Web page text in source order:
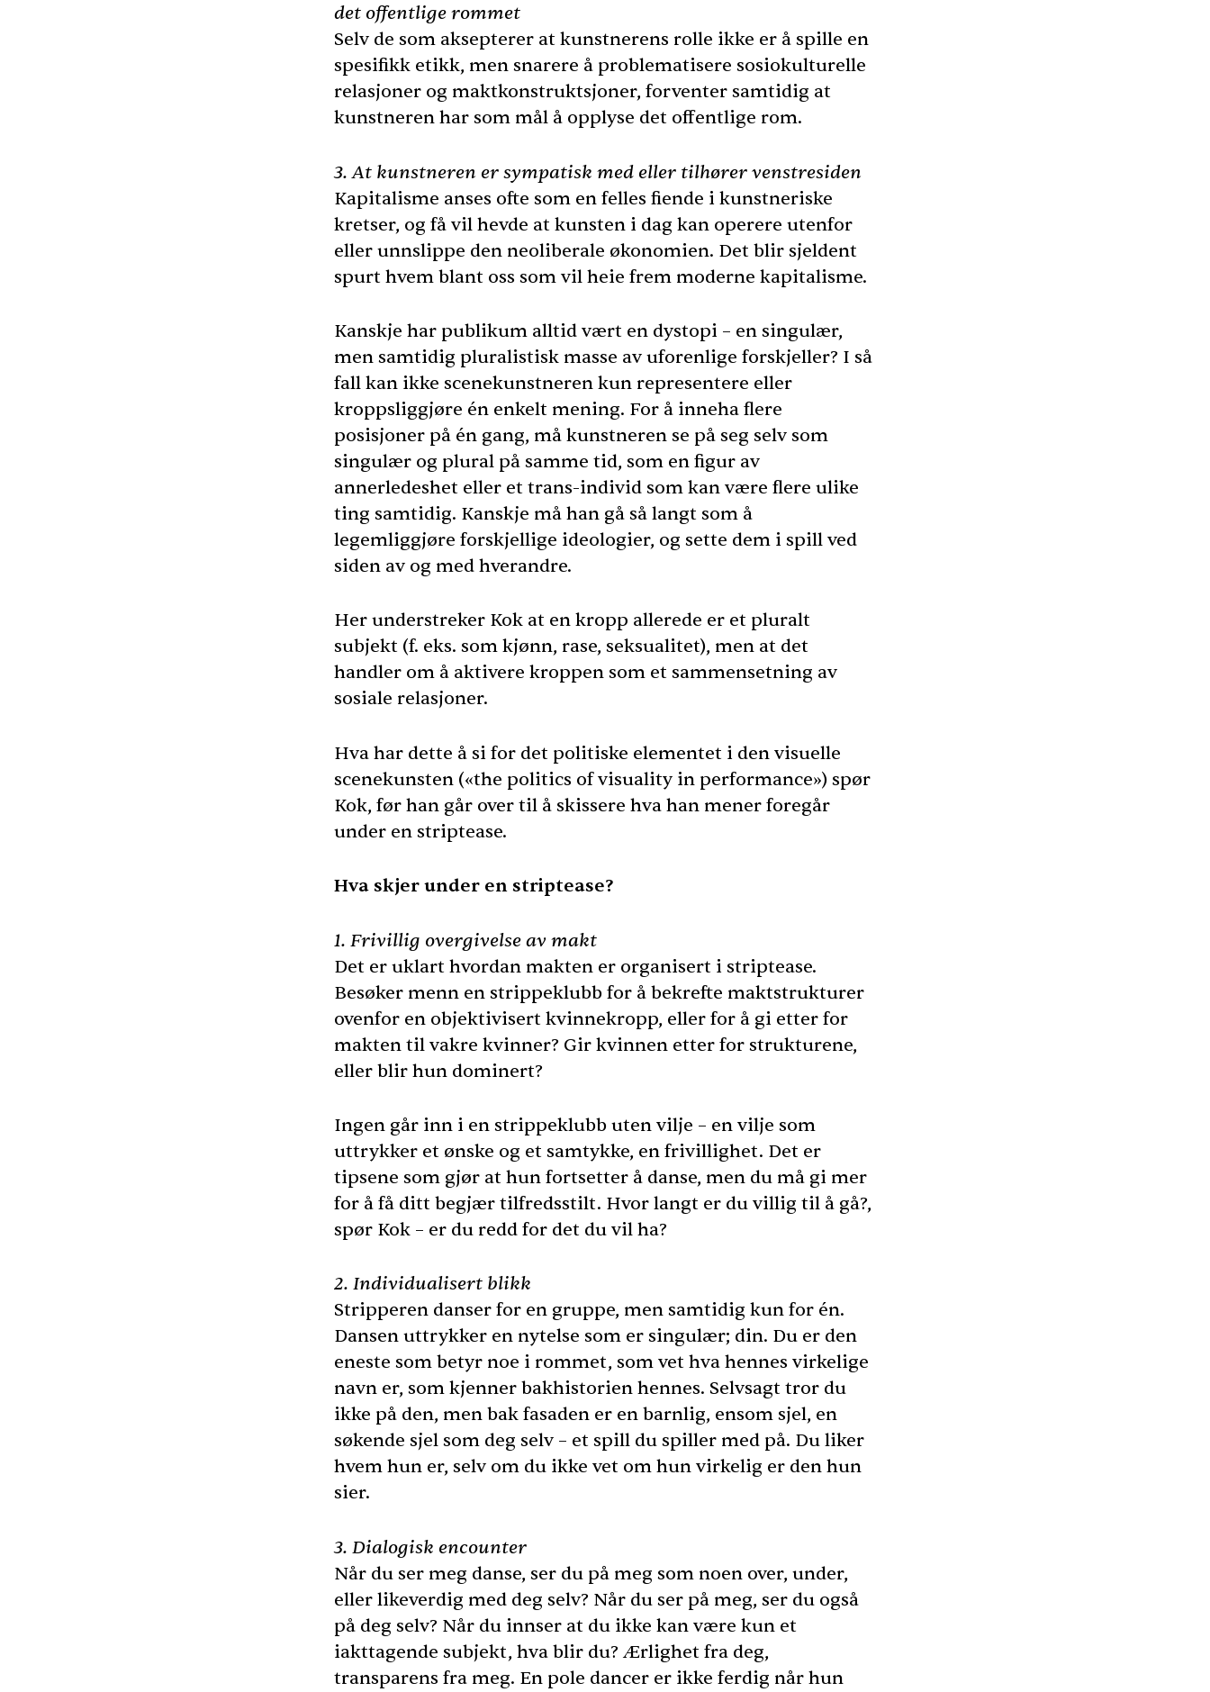
det offentlige rommet
Selv de som aksepterer at kunstnerens rolle ikke er å spille en
spesifikk etikk, men snarere å problematisere sosiokulturelle
relasjoner og maktkonstruktsjoner, forventer samtidig at
kunstneren har som mål å opplyse det offentlige rom.
3. At kunstneren er sympatisk med eller tilhører venstresiden
Kapitalisme anses ofte som en felles fiende i kunstneriske
kretser, og få vil hevde at kunsten i dag kan operere utenfor
eller unnslippe den neoliberale økonomien. Det blir sjeldent
spurt hvem blant oss som vil heie frem moderne kapitalisme.
Kanskje har publikum alltid vært en dystopi – en singulær,
men samtidig pluralistisk masse av uforenlige forskjeller? I så
fall kan ikke scenekunstneren kun representere eller
kroppsliggjøre én enkelt mening. For å inneha flere
posisjoner på én gang, må kunstneren se på seg selv som
singulær og plural på samme tid, som en figur av
annerledeshet eller et trans-individ som kan være flere ulike
ting samtidig. Kanskje må han gå så langt som å
legemliggjøre forskjellige ideologier, og sette dem i spill ved
siden av og med hverandre.
Her understreker Kok at en kropp allerede er et pluralt
subjekt (f. eks. som kjønn, rase, seksualitet), men at det
handler om å aktivere kroppen som et sammensetning av
sosiale relasjoner.
Hva har dette å si for det politiske elementet i den visuelle
scenekunsten («the politics of visuality in performance») spør
Kok, før han går over til å skissere hva han mener foregår
under en striptease.
Hva skjer under en striptease?
1. Frivillig overgivelse av makt
Det er uklart hvordan makten er organisert i striptease.
Besøker menn en strippeklubb for å bekrefte maktstrukturer
ovenfor en objektivisert kvinnekropp, eller for å gi etter for
makten til vakre kvinner? Gir kvinnen etter for strukturene,
eller blir hun dominert?
Ingen går inn i en strippeklubb uten vilje – en vilje som
uttrykker et ønske og et samtykke, en frivillighet. Det er
tipsene som gjør at hun fortsetter å danse, men du må gi mer
for å få ditt begjær tilfredsstilt. Hvor langt er du villig til å gå?,
spør Kok – er du redd for det du vil ha?
2. Individualisert blikk
Stripperen danser for en gruppe, men samtidig kun for én.
Dansen uttrykker en nytelse som er singulær; din. Du er den
eneste som betyr noe i rommet, som vet hva hennes virkelige
navn er, som kjenner bakhistorien hennes. Selvsagt tror du
ikke på den, men bak fasaden er en barnlig, ensom sjel, en
søkende sjel som deg selv – et spill du spiller med på. Du liker
hvem hun er, selv om du ikke vet om hun virkelig er den hun
sier.
3. Dialogisk encounter
Når du ser meg danse, ser du på meg som noen over, under,
eller likeverdig med deg selv? Når du ser på meg, ser du også
på deg selv? Når du innser at du ikke kan være kun et
iakttagende subjekt, hva blir du? Ærlighet fra deg,
transparens fra meg. En pole dancer er ikke ferdig når hun